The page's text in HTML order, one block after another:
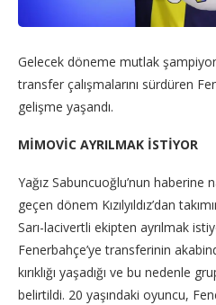
Gelecek döneme mutlak
transfer çalışmalarını sürdüren
gelişme yaşandı.
MİMOVİC AYRILMAK İSTİYOR
Yağız Sabuncuoğlu’nun haberine
geçen dönem Kızılyıldız’dan
Sarı-lacivertli ekipten ayrılmak
Fenerbahçe’ye transferinin
kırıklığı yaşadığı ve bu nedenle
belirtildi. 20 yaşındaki oyuncu,